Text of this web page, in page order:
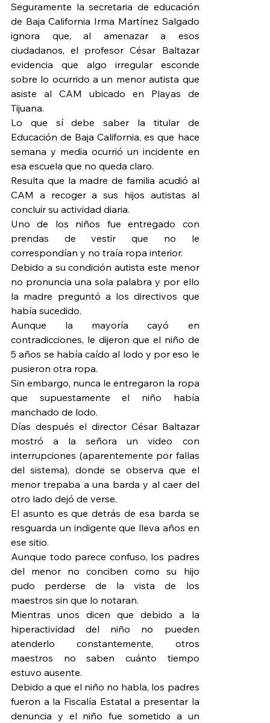
Seguramente la secretaria de educación
de Baja California Irma Martínez Salgado
ignora que, al amenazar a esos
ciudadanos, el profesor César Baltazar
evidencia que algo irregular esconde
sobre lo ocurrido a un menor autista que
asiste al CAM ubicado en Playas de
Tijuana.
Lo que sí debe saber la titular de
Educación de Baja California, es que hace
semana y media ocurrió un incidente en
esa escuela que no queda claro.
Resulta que la madre de familia acudió al
CAM a recoger a sus hijos autistas al
concluir su actividad diaria.
Uno de los niños fue entregado con
prendas de vestir que no le
correspondían y no traía ropa interior.
Debido a su condición autista este menor
no pronuncia una sola palabra y por ello
la madre preguntó a los directivos que
había sucedido.
Aunque la mayoría cayó en
contradicciones, le dijeron que el niño de
5 años se había caído al lodo y por eso le
pusieron otra ropa.
Sin embargo, nunca le entregaron la ropa
que supuestamente el niño había
manchado de lodo.
Días después el director César Baltazar
mostró a la señora un video con
interrupciones (aparentemente por fallas
del sistema), donde se observa que el
menor trepaba a una barda y al caer del
otro lado dejó de verse.
El asunto es que detrás de esa barda se
resguarda un indigente que lleva años en
ese sitio.
Aunque todo parece confuso, los padres
del menor no conciben como su hijo
pudo perderse de la vista de los
maestros sin que lo notaran.
Mientras unos dicen que debido a la
hiperactividad del niño no pueden
atenderlo constantemente, otros
maestros no saben cuánto tiempo
estuvo ausente.
Debido a que el niño no habla, los padres
fueron a la Fiscalía Estatal a presentar la
denuncia y el niño fue sometido a un